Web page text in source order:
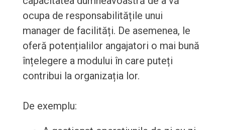
ocupa de responsabilitățile unui
manager de facilități. De asemenea, le
oferă potențialilor angajatori o mai bună
înțelegere a modului în care puteți
contribui la organizația lor.
De exemplu: